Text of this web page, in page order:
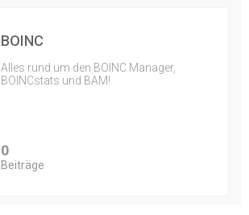
BOINC
Alles rund um den BOINC Manager,
BOINCstats und BAM!
0
Beiträge